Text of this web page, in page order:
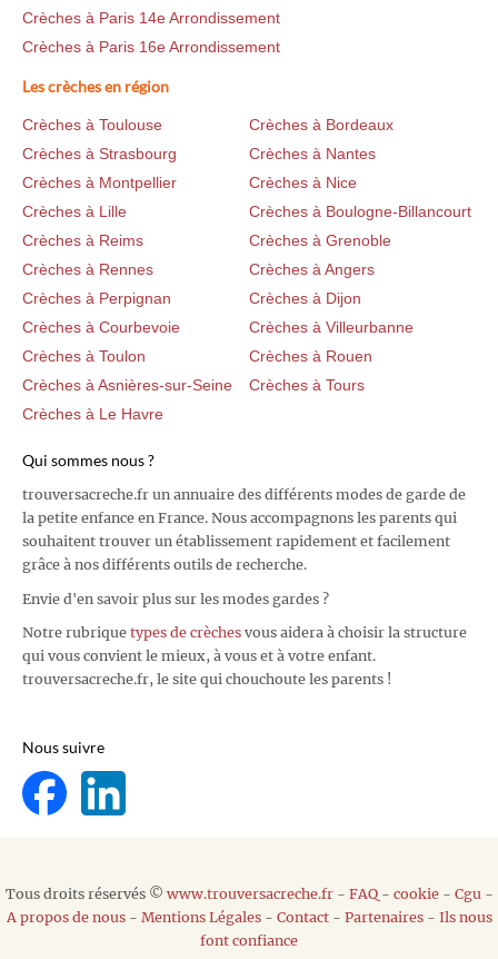
Crèches à Paris 14e Arrondissement
Crèches à Paris 16e Arrondissement
Les crèches en région
Crèches à Toulouse
Crèches à Bordeaux
Crèches à Strasbourg
Crèches à Nantes
Crèches à Montpellier
Crèches à Nice
Crèches à Lille
Crèches à Boulogne-Billancourt
Crèches à Reims
Crèches à Grenoble
Crèches à Rennes
Crèches à Angers
Crèches à Perpignan
Crèches à Dijon
Crèches à Courbevoie
Crèches à Villeurbanne
Crèches à Toulon
Crèches à Rouen
Crèches à Asnières-sur-Seine
Crèches à Tours
Crèches à Le Havre
Qui sommes nous ?
trouversacreche.fr un annuaire des différents modes de garde de
la petite enfance en France. Nous accompagnons les parents qui
souhaitent trouver un établissement rapidement et facilement
grâce à nos différents outils de recherche.
Envie d'en savoir plus sur les modes gardes ?
Notre rubrique types de crèches vous aidera à choisir la structure
qui vous convient le mieux, à vous et à votre enfant.
trouversacreche.fr, le site qui chouchoute les parents !
Nous suivre
Tous droits réservés © www.trouversacreche.fr- FAQ- cookie- Cgu -
A propos de nous- Mentions Légales- Contact- Partenaires- Ils nous
font confiance